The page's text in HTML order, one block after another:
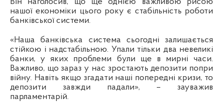
Він наголосив, що ще однією важливою рисою
нашої економіки цього року є стабільність роботи
банківської системи.
«Наша банківська система сьогодні залишається
стійкою і надстабільною. Упали тільки два невеликі
банки, у яких проблеми були ще в мирні часи.
Важливо, що зараз у нас зростають депозити попри
війну. Навіть якщо згадати наші попередні кризи, то
депозити завжди падали», – зауважив
парламентарій.